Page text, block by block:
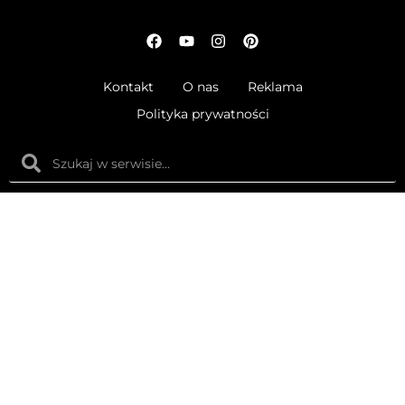
Kontakt O nas
Reklama
Polityka prywatności